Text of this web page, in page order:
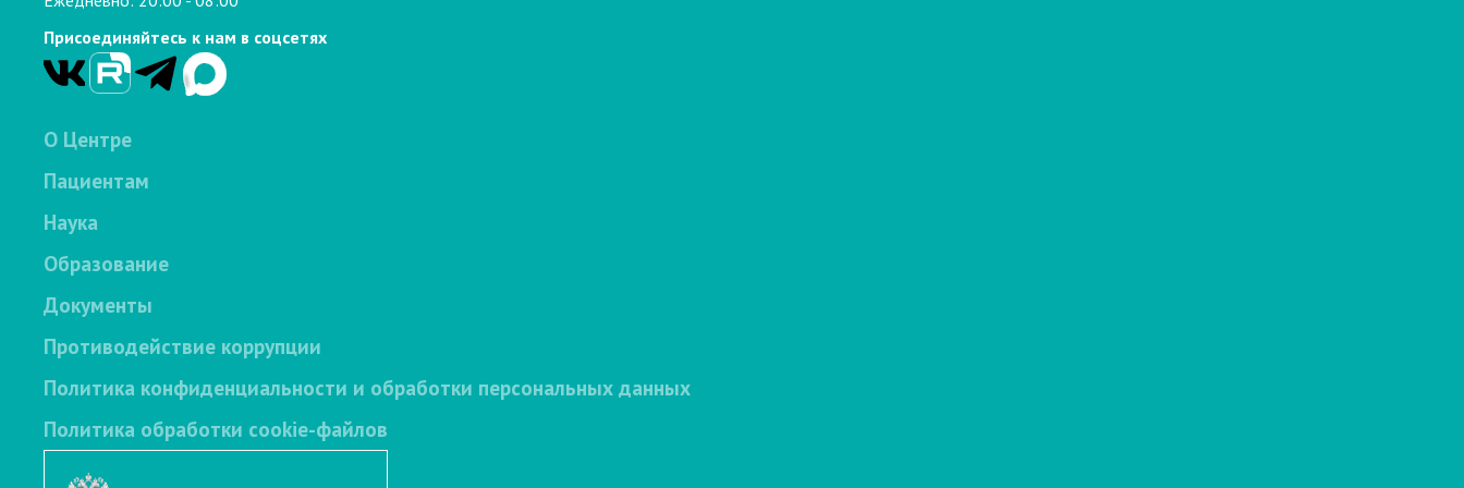
Присоединяйтесь к нам в соцсетях
О Центре
Пациентам
Наука
Образование
Документы
Противодействие коррупции
Политика конфиденциальности и обработки персональных данных
Политика обработки cookie-файлов